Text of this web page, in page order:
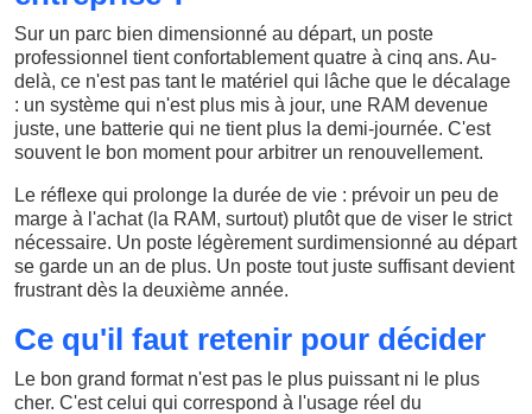
Sur un parc bien dimensionné au départ, un poste
professionnel tient confortablement quatre à cinq ans. Au-
delà, ce n'est pas tant le matériel qui lâche que le décalage
: un système qui n'est plus mis à jour, une RAM devenue
juste, une batterie qui ne tient plus la demi-journée. C'est
souvent le bon moment pour arbitrer un renouvellement.
Le réflexe qui prolonge la durée de vie : prévoir un peu de
marge à l'achat (la RAM, surtout) plutôt que de viser le strict
nécessaire. Un poste légèrement surdimensionné au départ
se garde un an de plus. Un poste tout juste suffisant devient
frustrant dès la deuxième année.
Ce qu'il faut retenir pour décider
Le bon grand format n'est pas le plus puissant ni le plus
cher. C'est celui qui correspond à l'usage réel du